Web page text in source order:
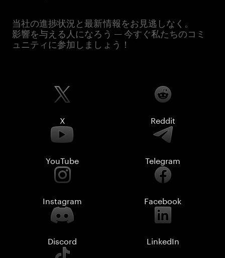
当社の進捗状況と最新情報をお見逃しなく。
影響を与える人になろう — 今すぐ私たちのコミ
ュニティに参加しましょう！
X Reddit
YouTube Telegram
Instagram Facebook
Discord LinkedIn